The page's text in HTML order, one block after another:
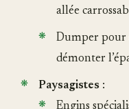
allée
Dumper pour
démonter
Paysagistes :